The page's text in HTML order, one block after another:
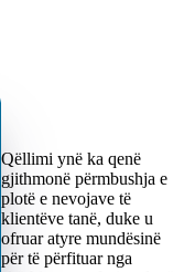
Qëllimi ynë ka qenë
gjithmonë përmbushja e
plotë e nevojave të
klientëve tanë, duke u
ofruar atyre mundësinë
për të përfituar nga